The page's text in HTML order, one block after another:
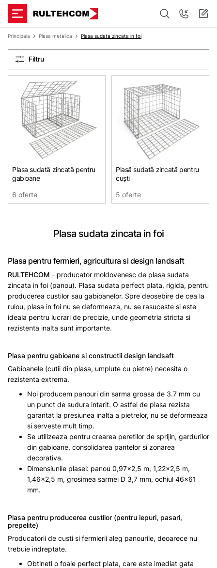
Principala Plasa metalica Plasa sudata zincata in foi
Filtru
Plasa sudată zincată pentru
gabioane
6 oferte
Plasă sudată zincată pentru
cuști
5 oferte
Plasa sudata zincata in foi
Plasa pentru fermieri, agricultura si design landsaft
RULTEHCOM - producator moldovenesc de plasa sudata
zincata in foi (panou). Plasa sudata perfect plata, rigida, pentru
producerea custilor sau gabioanelor. Spre deosebire de cea la
rulou, plasa in foi nu se deformeaza, nu se rasuceste si este
ideala pentru lucrari de precizie, unde geometria stricta si
rezistenta inalta sunt importante.
Plasa pentru gabioane si constructii design landsaft
Gabioanele (cutii din plasa, umplute cu pietre) necesita o
rezistenta extrema.
Noi producem panouri din sarma groasa de 3.7 mm cu
un punct de sudura intarit. O astfel de plasa rezista
garantat la presiunea inalta a pietrelor, nu se deformeaza
si serveste mult timp.
Se utilizeaza pentru crearea peretilor de sprijin, gardurilor
din gabioane, consolidarea pantelor si zonarea
decorativa.
Dimensiunile plasei: panou 0,97x2,5 m, 1,22x2,5 m,
1,46x2,5 m, grosimea sarmei D 3,7 mm, ochiul 46x61
mm.
Plasa pentru producerea custilor (pentru iepuri, pasari,
prepelite)
Producatorii de custi si fermierii aleg panourile, deoarece nu
trebuie indreptate.
Obtineti o foaie perfect plata, care este imediat gata